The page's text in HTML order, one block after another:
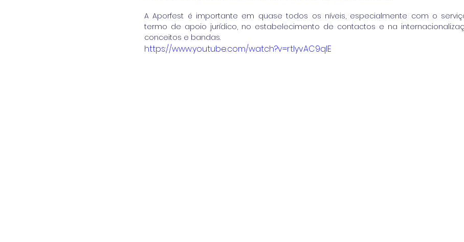
A Aporfest é importante em quase todos os níveis, especialmente com o
termo de apoio jurídico, no estabelecimento de contactos e na
conceitos e bandas.
https://www.youtube.com/watch?v=rtlyvAC9qlE